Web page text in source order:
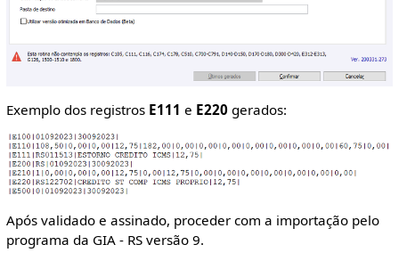
Exemplo dos registros E111 e E220gerados:
Após validado e assinado, proceder com a importação pelo
programa da GIA - RS versão 9.